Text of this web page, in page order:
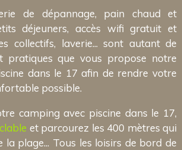
de dépannage, pain chaud et
déjeuners, accès wifi gratuit et
collectifs, laverie... sont autant de
pratiques que vous propose notre
dans le 17 afin de rendre votre
possible.
camping avec piscine dans le 17,
et parcourez les 400 mètres qui
la plage... Tous les loisirs de bord de